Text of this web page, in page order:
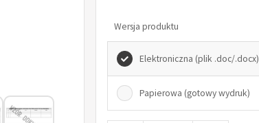
Wersja produktu
Elektroniczna (plik .doc/.docx)
Papierowa (gotowy wydruk)